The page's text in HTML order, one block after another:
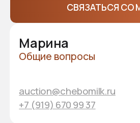
ПРОЛОЖИТЬ МАРШРУТ